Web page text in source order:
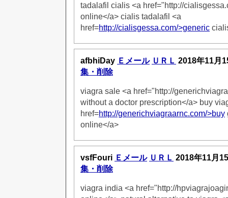
tadalafil cialis <a href="http://
online</a> cialis tadalafil <a
href=http://cialisgessa.com/>generic
afbhiDay Ｅメール ＵＲＬ 2018年11月
集・削除
viagra sale <a href="http://
without a doctor prescription</a> buy
href=http://generichviagraarnc.com/>buy
online</a>
vsfFouri Ｅメール ＵＲＬ 2018年11月
集・削除
viagra india <a href="http://